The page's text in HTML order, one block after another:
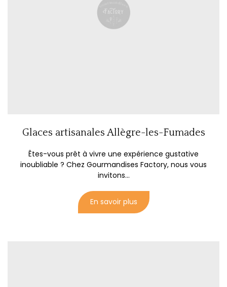
Glaces artisanales Allègre-les-Fumades
Êtes-vous prêt à vivre une expérience gustative
inoubliable ? Chez Gourmandises Factory, nous vous
invitons...
En savoir plus